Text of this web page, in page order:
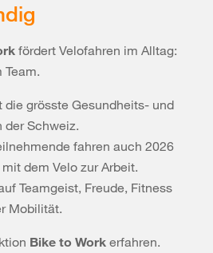
fördert Velofahren im Alltag:
Team.
die grösste Gesundheits- und
der Schweiz.
fahren auch 2026
dem Velo zur Arbeit.
Teamgeist, Freude, Fitness
Mobilität.
Bike to Work erfahren.